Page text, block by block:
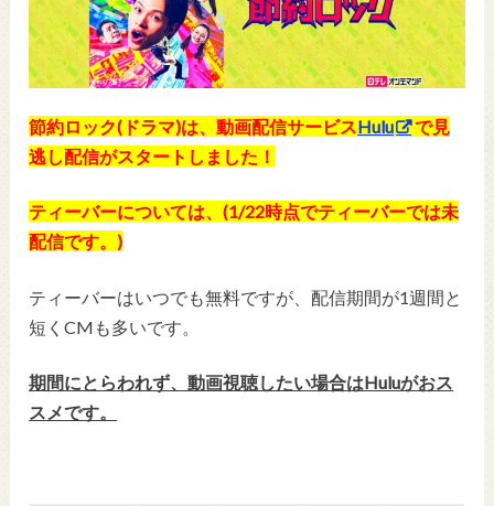
節約ロック(ドラマ)は、動画配信サービスHulu
で見
逃し配信がスタートしました！
ティーバーについては、(1/22時点でティーバーでは未
配信です。)
ティーバーはいつでも無料ですが、配信期間が1週間と
短くCMも多いです。
期間にとらわれず、動画視聴したい場合はHuluがおス
スメです。